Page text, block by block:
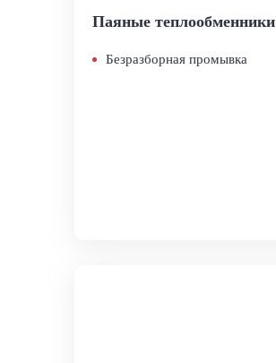
Паяные теплообменники
Безразборная промывка